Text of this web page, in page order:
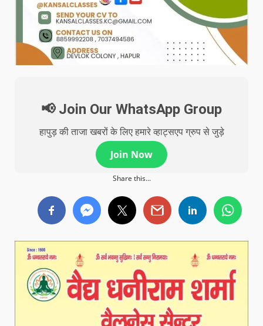
📢 Join Our WhatsApp Group
हापुड़ की ताजा खबरों के लिए हमारे व्हाट्सएप ग्रुप से जुड़े
Join Now
Share this...